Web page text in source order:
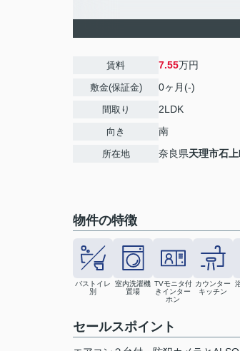
賃料 7.55万円
敷金(保証金) 0ヶ月(-)
間取り 2LDK
向き 南
所在地 奈良県天理市石
物件の特徴
バストイレ
別
室内洗濯機
置場
TVモニタ付
きインター
ホン
カウンター
キッチン
セールスポイント